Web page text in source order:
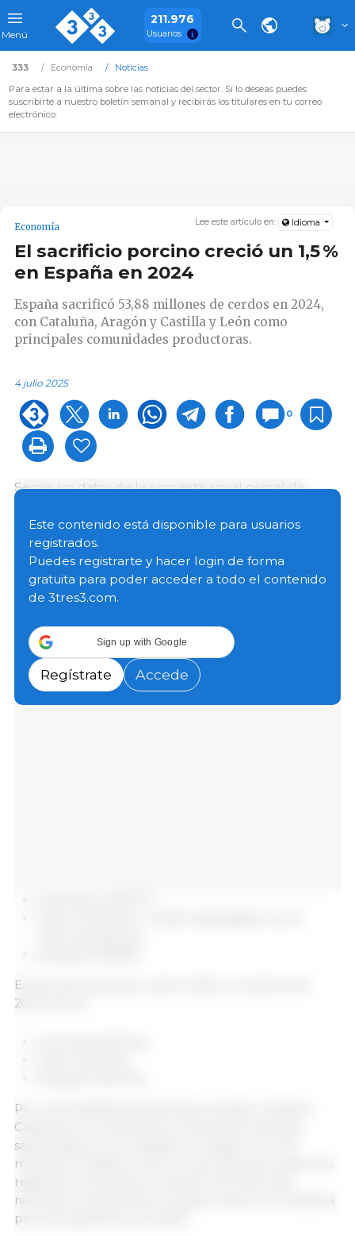
Menú
211.976
Usuarios
333 Economía
Noticias
Para estar a la última sobre las noticias del sector. Si lo deseas puedes
suscribirte a nuestro boletín semanal y recibirás los titulares en tu correo
electrónico.
Lee este artículo en: Idioma
Economía
El sacrificio porcino creció un 1,5 %
en España en 2024
España sacrificó 53,88 millones de cerdos en 2024,
con Cataluña, Aragón y Castilla y León como
principales comunidades productoras.
4 julio 2025
0
Según los datos de la encuesta anual censal de
pasado año, en España se sacrificaron un total de 53,
90 millones de cerdos, lo que supone un incremento
del 1,5 % respecto a los 53,09 millones sacrificados en
2023.
En términos de peso canal medio, los valores de
2024 fueron:
Por comunidades autónomas, el podio lo lideran
Cataluña, con más de 22,4 millones de cabezas
sacrificadas en sus mataderos, Aragón, con 11,3
millones y Castilla y León, con 6,2 millones. Estas tres
regiones concentraron más del 72 % del total
nacional, consolidando su papel clave en la industria
porcina española y europea.
Este contenido está disponible para usuarios
registrados.
Puedes registrarte y hacer login de forma
gratuita para poder acceder a todo el contenido
de 3tres3.com.
Sign up with Google
Regístrate Accede